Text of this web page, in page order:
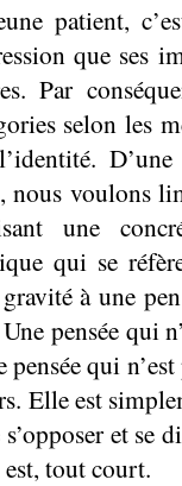
patient,
que ses
Par
selon les
D’une
nous voulons
une
qui se
à une
pensée qui
qui
Elle est
et se
tout court.